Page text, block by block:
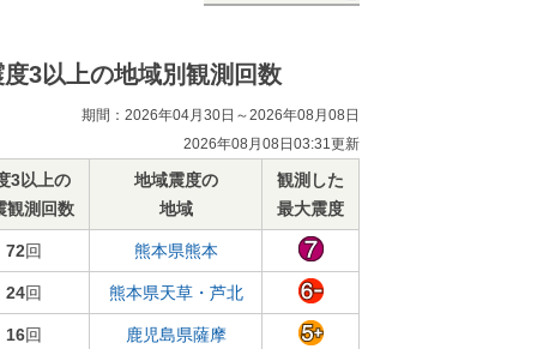
度3以上の地域別観測回数
期間：2026年04月30日～2026年08月08日
2026年08月08日03:31更新
3以上の
観測回数
地域震度の
地域
観測した
最大震度
72回 熊本県熊本
24回 熊本県天草・芦北
16回 鹿児島県薩摩